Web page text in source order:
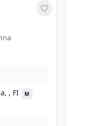
Merkitse suosikiksi
, FI
M